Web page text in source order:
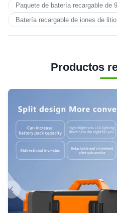
Paquete de batería recargable de
Batería recargable de iones de
Productos